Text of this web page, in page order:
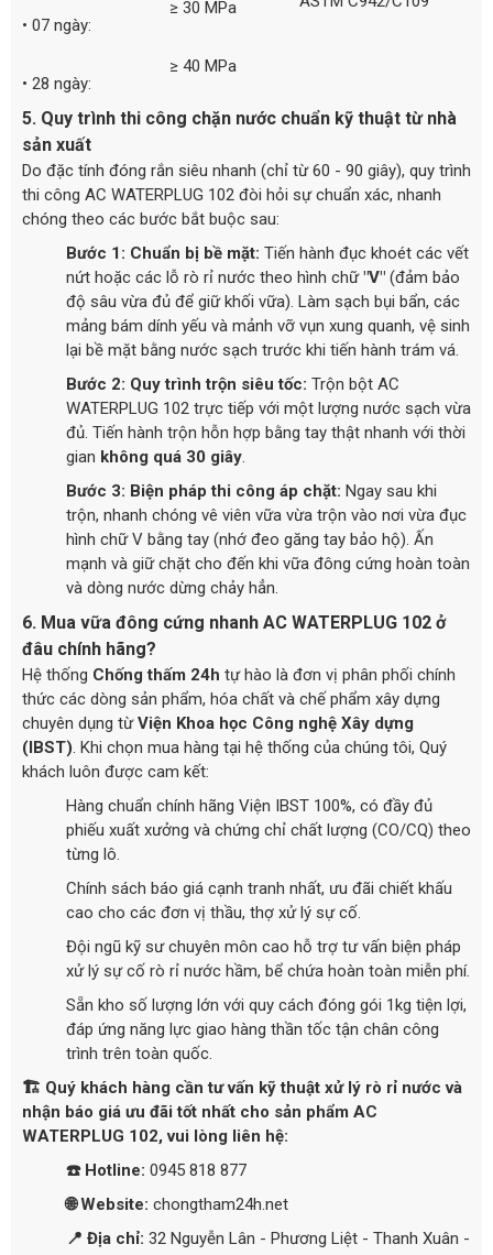
• 07 ngày:
• 28 ngày:
≥ 30 MPa
≥ 40 MPa
5. Quy trình thi công chặn nước chuẩn kỹ thuật từ nhà
sản xuất
Do đặc tính đóng rắn siêu nhanh (chỉ từ 60 - 90 giây), quy trình
thi công AC WATERPLUG 102 đòi hỏi sự chuẩn xác, nhanh
chóng theo các bước bắt buộc sau:
Bước 1: Chuẩn bị bề mặt: Tiến hành đục khoét các vết
nứt hoặc các lỗ rò rỉ nước theo hình chữ"V" (đảm bảo
độ sâu vừa đủ để giữ khối vữa). Làm sạch bụi bẩn, các
mảng bám dính yếu và mảnh vỡ vụn xung quanh, vệ sinh
lại bề mặt bằng nước sạch trước khi tiến hành trám vá.
Bước 2: Quy trình trộn siêu tốc: Trộn bột AC
WATERPLUG 102 trực tiếp với một lượng nước sạch vừa
đủ. Tiến hành trộn hỗn hợp bằng tay thật nhanh với thời
gian không quá 30 giây
Bước 3: Biện pháp thi công áp chặt: Ngay sau khi
trộn, nhanh chóng vê viên vữa vừa trộn vào nơi vừa đục
hình chữ V bằng tay (nhớ đeo găng tay bảo hộ). Ấn
mạnh và giữ chặt cho đến khi vữa đông cứng hoàn toàn
và dòng nước dừng chảy hẳn.
6. Mua vữa đông cứng nhanh AC WATERPLUG 102 ở
đâu chính hãng?
Hệ thống Chống thấm 24h tự hào là đơn vị phân phối chính
thức các dòng sản phẩm, hóa chất và chế phẩm xây dựng
chuyên dụng từViện Khoa học Công nghệ Xây dựng
(IBST) . Khi chọn mua hàng tại hệ thống của chúng tôi, Quý
khách luôn được cam kết:
Hàng chuẩn chính hãng Viện IBST 100%, có đầy đủ
phiếu xuất xưởng và chứng chỉ chất lượng (CO/CQ) theo
từng lô.
Chính sách báo giá cạnh tranh nhất, ưu đãi chiết khấu
cao cho các đơn vị thầu, thợ xử lý sự cố.
Đội ngũ kỹ sư chuyên môn cao hỗ trợ tư vấn biện pháp
xử lý sự cố rò rỉ nước hầm, bể chứa hoàn toàn miễn phí.
Sẵn kho số lượng lớn với quy cách đóng gói 1kg tiện lợi,
đáp ứng năng lực giao hàng thần tốc tận chân công
trình trên toàn quốc.
🏗️ Quý khách hàng cần tư vấn kỹ thuật xử lý rò rỉ nước và
nhận báo giá ưu đãi tốt nhất cho sản phẩm AC
WATERPLUG 102, vui lòng liên hệ:
☎️ Hotline: 0945 818 877
🌐 Website: chongtham24h.net
📍 Địa chỉ: 32 Nguyễn Lân - Phương Liệt - Thanh Xuân -